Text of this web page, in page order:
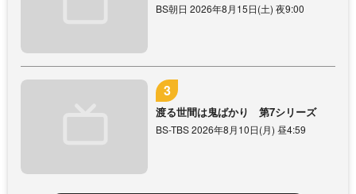
BS朝日 2026年8月15日(土) 夜9:00
渡る世間は鬼ばかり 第7シリーズ
BS-TBS 2026年8月10日(月) 昼4:59